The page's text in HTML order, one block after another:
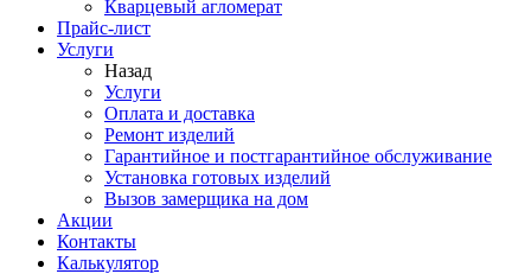
Кварцевый агломерат
Прайс-лист
Услуги
Назад
Услуги
Оплата и доставка
Ремонт изделий
Гарантийное и постгарантийное обслуживание
Установка готовых изделий
Вызов замерщика на дом
Акции
Контакты
Калькулятор